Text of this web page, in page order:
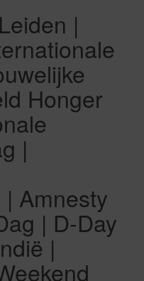
|
Honger
|
Amnesty
| D-Day
|